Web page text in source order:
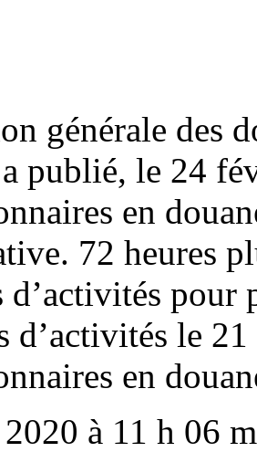
générale des
publié, le 24
en
72 heures
d’activités
d’activités le
en
à 11 h 06